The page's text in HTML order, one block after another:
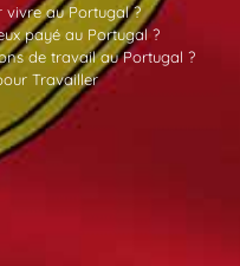
vivre au Portugal ?
payé au Portugal ?
de travail au Portugal ?
Travailler